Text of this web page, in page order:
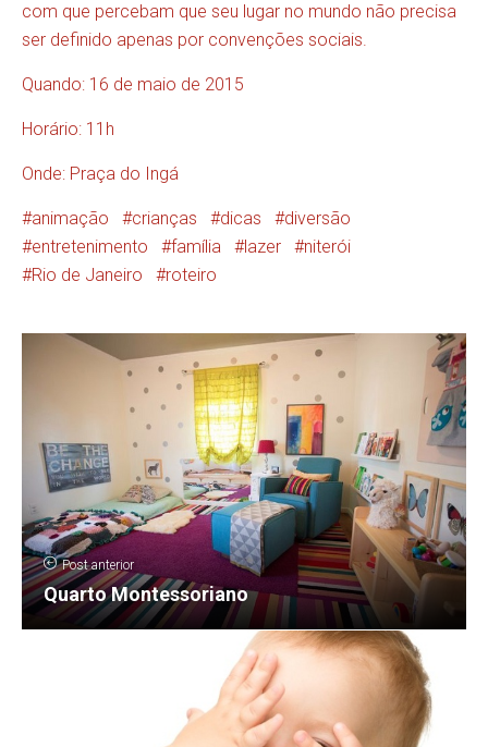
com que percebam que seu lugar no mundo não precisa
ser definido apenas por convenções sociais.
Quando: 16 de maio de 2015
Horário: 11h
Onde: Praça do Ingá
animação crianças dicas
diversão
entretenimento
família lazer
niterói
Rio de Janeiro
roteiro
Post anterior
Quarto Montessoriano